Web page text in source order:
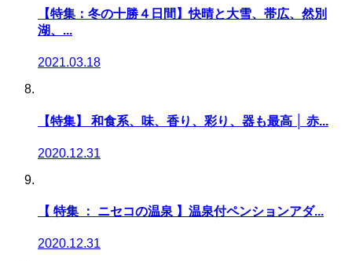
【特集：冬の十勝４日間】快晴と大雪、帯広、然別
湖、...
2021.03.18
【特集】 和食系、味、香り、彩り、器も最高 │ 赤...
2020.12.31
【 特集 ： ニセコの温泉 】温泉付ペンションアダ...
2020.12.31